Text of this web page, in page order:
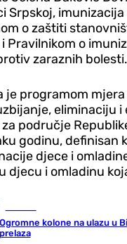
Srpskoj,
o zaštiti
Pravilnikom o
zaraznih bolesti.
je programom mjera
eliminaciju i
područje
godinu, definisan
djece i
djecu i omladinu
Ogromne kolone na ulazu u
prelaza